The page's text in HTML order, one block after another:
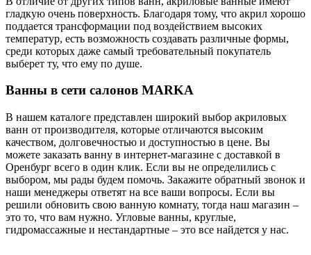
гладкую очень поверхность. Благодаря тому, что акрил хорошо
поддается трансформации под воздействием высоких
температур, есть возможность создавать различные формы,
среди которых даже самый требовательный покупатель
выберет ту, что ему по душе.
Ванны в сети салонов MARKA
В нашем каталоге представлен широкий выбор акриловых
ванн от производителя, которые отличаются высоким
качеством, долговечностью и доступностью в цене. Вы
можете заказать ванну в интернет-магазине с доставкой в
Оренбург всего в один клик. Если вы не определились с
выбором, мы рады будем помочь. Закажите обратный звонок и
наши менеджеры ответят на все ваши вопросы. Если вы
решили обновить свою ванную комнату, тогда наш магазин –
это то, что вам нужно. Угловые ванны, круглые,
гидромассажные и нестандартные – это все найдется у нас.